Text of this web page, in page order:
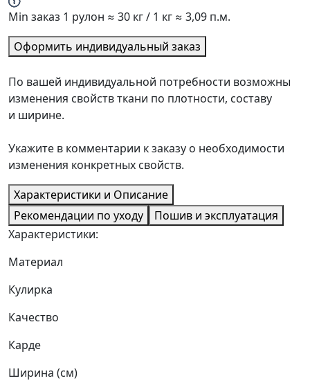
Min заказ 1 рулон ≈ 30 кг / 1 кг ≈ 3,09 п.м.
Оформить индивидуальный заказ
По вашей индивидуальной потребности возможны
изменения свойств ткани по плотности, составу
и ширине.
Укажите в комментарии к заказу о необходимости
изменения конкретных свойств.
Характеристики и Описание
Рекомендации по уходу
Пошив и эксплуатация
Характеристики:
Материал
Кулирка
Качество
Карде
Ширина (см)